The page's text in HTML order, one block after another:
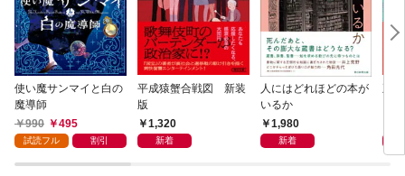
使い魔サンマイと白の
魔導師
990
495
試読フル 割引
平成猿蟹合戦図 新装
版
1,320
新着
人にはどれほどの本が
いるか
1,980
新着
五